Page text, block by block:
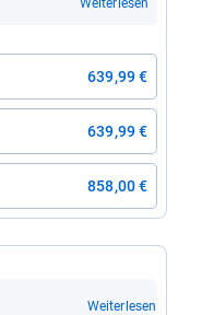
Weiterlesen
639,99 €
639,99 €
858,00 €
Weiterlesen